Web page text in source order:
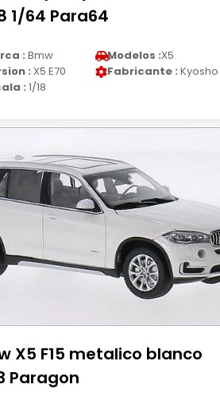
1/64 Para64
: Bmw Modelos :X5
: X5 E70 Fabricante : Kyosho
: 1/18
X5 F15 metalico blanco
Paragon